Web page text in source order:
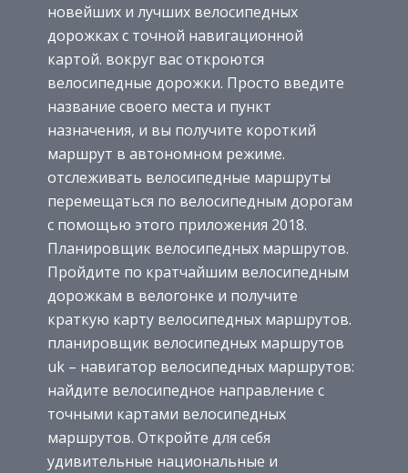
новейших и лучших велосипедных
дорожках с точной навигационной
картой. вокруг вас откроются
велосипедные дорожки. Просто введите
название своего места и пункт
назначения, и вы получите короткий
маршрут в автономном режиме.
отслеживать велосипедные маршруты
перемещаться по велосипедным дорогам
с помощью этого приложения 2018.
Планировщик велосипедных маршрутов.
Пройдите по кратчайшим велосипедным
дорожкам в велогонке и получите
краткую карту велосипедных маршрутов.
планировщик велосипедных маршрутов
uk – навигатор велосипедных маршрутов:
найдите велосипедное направление с
точными картами велосипедных
маршрутов. Откройте для себя
удивительные национальные и